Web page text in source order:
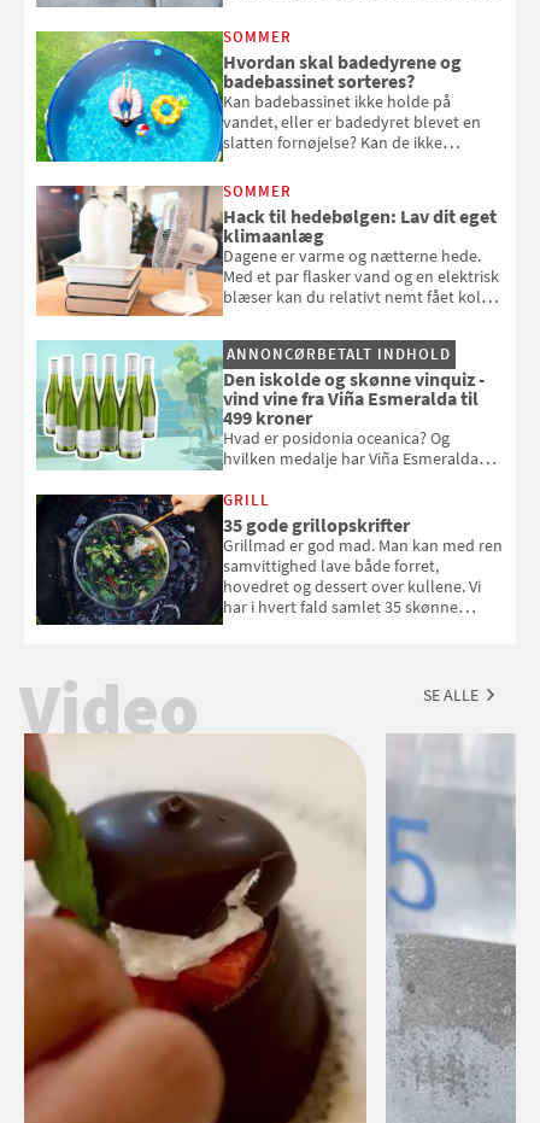
at bede naboen om at vande eller
komme hjem til døde planter
SOMMER
Hvordan skal badedyrene og
badebassinet sorteres?
Kan badebassinet ikke holde på
vandet, eller er badedyret blevet en
slatten fornøjelse? Kan de ikke
opmærksom, når du smider
badebassinet eller et badedyr ud
SOMMER
Hack til hedebølgen: Lav dit eget
klimaanlæg
Dagene er varme og nætterne hede.
Med et par flasker vand og en elektrisk
blæser kan du relativt nemt fået koldt
og se, hvordan du gør
ANNONCØRBETALT INDHOLD
Den iskolde og skønne vinquiz -
vind vine fra Viña Esmeralda til
499 kroner
Hvad er posidonia oceanica? Og
hvilken medalje har Viña Esmeralda
med i Samvirkes skønne vinquiz, hvor
du kan vinde 6 flasker vin fra Viña
Esmeralda. Konkurrencen slutter 1.
september 2026.
GRILL
35 gode grillopskrifter
Grillmad er god mad. Man kan med ren
samvittighed lave både forret,
hovedret og dessert over kullene. Vi
har i hvert fald samlet 35 skønne
Video SE ALLE